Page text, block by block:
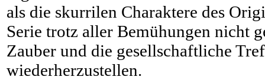
als die skurrilen Charaktere des
Serie trotz aller Bemühungen nicht
Zauber und die gesellschaftliche
wiederherzustellen.